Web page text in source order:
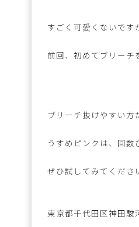
すごく可愛くないです
前回、初めてブリー
ブリーチ抜けやすい
うすめピンクは、回数
ぜひ試してみてくださ
東京都千代田区神田駿